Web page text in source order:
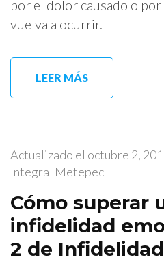
por el dolor causado o
vuelva a ocurrir.
LEER MÁS
Actualizado el octubre 2,
Integral Metepec
Cómo superar
infidelidad
2 de